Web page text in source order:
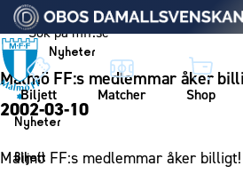
Vidare till innehållet
Nyheter
Biljett Matcher Shop
Nyheter
Nyheter
Biljett
Malmö FF:s medlemmar åker
2002-03-10
Malmö FF:s medlemmar åker billigt!